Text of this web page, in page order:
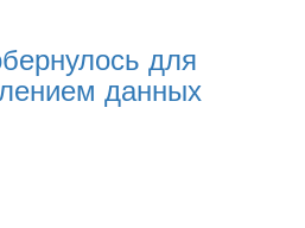
для
данных